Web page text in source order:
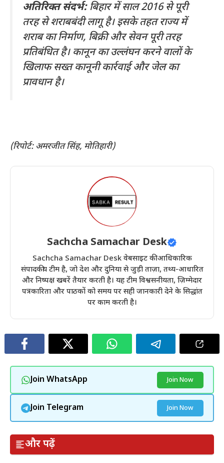
अतिरिक्त संदर्भ:बिहार में साल 2016 से पूरी
तरह से शराबबंदी लागू है। इसके तहत राज्य में
शराब का निर्माण, बिक्री और सेवन पूरी तरह
प्रतिबंधित है। कानून का उल्लंघन करने वालों के
खिलाफ सख्त कानूनी कार्रवाई और जेल का
प्रावधान है।
(रिपोर्ट: अमरजीत सिंह, मोतिहारी)
Sachcha Samachar Desk
Sachcha Samachar Desk वेबसाइट की आधिकारिक
संपादकीय टीम है, जो देश और दुनिया से जुड़ी ताज़ा, तथ्य-आधारित
और निष्पक्ष खबरें तैयार करती है। यह टीम विश्वसनीयता, ज़िम्मेदार
पत्रकारिता और पाठकों को समय पर सही जानकारी देने के सिद्धांत
पर काम करती है।
Join WhatsApp Join Now
Join Telegram Join Now
और पढ़ें